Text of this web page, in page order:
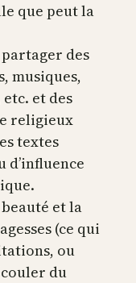
que peut la
des
musiques,
et des
religieux
textes
d’influence
et la
(ce qui
ou
du